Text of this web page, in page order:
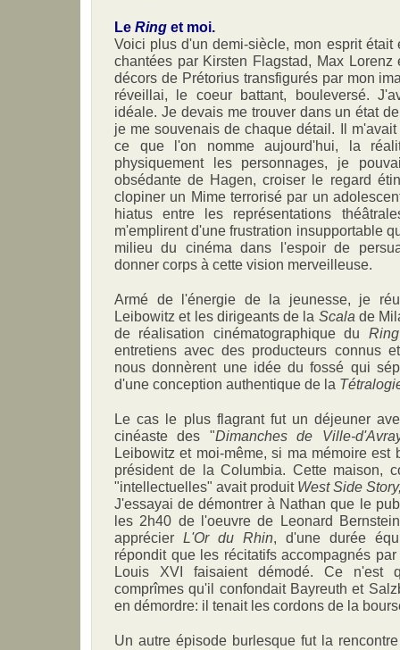
Le Ring et moi.
Voici plus d'un demi-siècle, mon esprit était
chantées par Kirsten Flagstad, Max
décors de Prétorius transfigurés par mon
réveillai, le coeur battant, bouleversé.
idéale. Je devais me trouver dans un état
je me souvenais de chaque détail. Il
ce que l'on nomme aujourd'hui, la
physiquement les personnages, je
obsédante de Hagen, croiser le regard
clopiner un Mime terrorisé par un
hiatus entre les représentations
m'emplirent d'une frustration insupportable
milieu du cinéma dans l'espoir de
donner corps à cette vision merveilleuse.
Armé de l'énergie de la jeunesse, je
Leibowitz et les dirigeants de la Scala de
de réalisation cinématographique du Ring
entretiens avec des producteurs connus
nous donnèrent une idée du fossé qui
d'une conception authentique de la
Le cas le plus flagrant fut un déjeuner
cinéaste des "Dimanches de Ville-
Leibowitz et moi-même, si ma mémoire est
président de la Columbia. Cette maison,
"intellectuelles" avait produit West Side
J'essayai de démontrer à Nathan que le
les 2h40 de l'oeuvre de Leonard
apprécier L'Or du Rhin, d'une durée
répondit que les récitatifs accompagnés
Louis XVI faisaient démodé. Ce n'est
comprîmes qu'il confondait Bayreuth et
en démordre: il tenait les cordons de la
Un autre épisode burlesque fut la